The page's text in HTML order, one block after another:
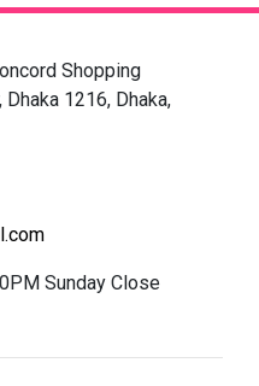
Shopping
1216, Dhaka,
Sunday Close